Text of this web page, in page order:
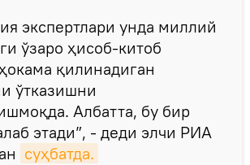
экспертлари унда миллий
ўзаро ҳисоб-китоб
қилинадиган
ўтказишни
Албатта, бу бир
этади”, - деди элчи РИА
суҳбатда.